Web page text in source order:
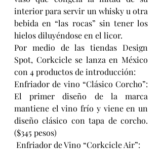
interior para servir un whisky u otra
bebida en “las rocas” sin tener los
hielos diluyéndose en el licor.
Por medio de las tiendas Design
Spot, Corkcicle se lanza en México
con 4 productos de introducción:
Enfriador de vino “Clásico Corcho”:
El primer diseño de la marca
mantiene el vino frío y viene en un
diseño clásico con tapa de corcho.
($345 pesos)